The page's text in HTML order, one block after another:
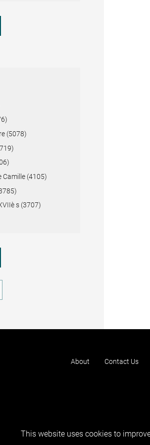
(5078)
Camille (4105)
s (3707)
About Contact Us
This website uses cookies to